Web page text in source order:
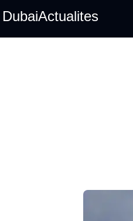
DubaiActualites